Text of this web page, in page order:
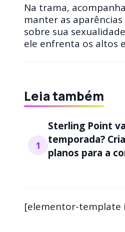
Na trama,
manter as
sobre sua
ele enfrenta os altos
Leia também
1
Sterling Point
temporada?
planos para a
[elementor-template